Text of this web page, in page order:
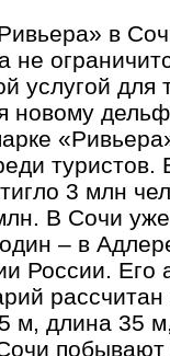
в
не
услугой для
новому
туристов.
3 млн
В Сочи
– в
России. Его
рассчитан
м, длина 35
побывают